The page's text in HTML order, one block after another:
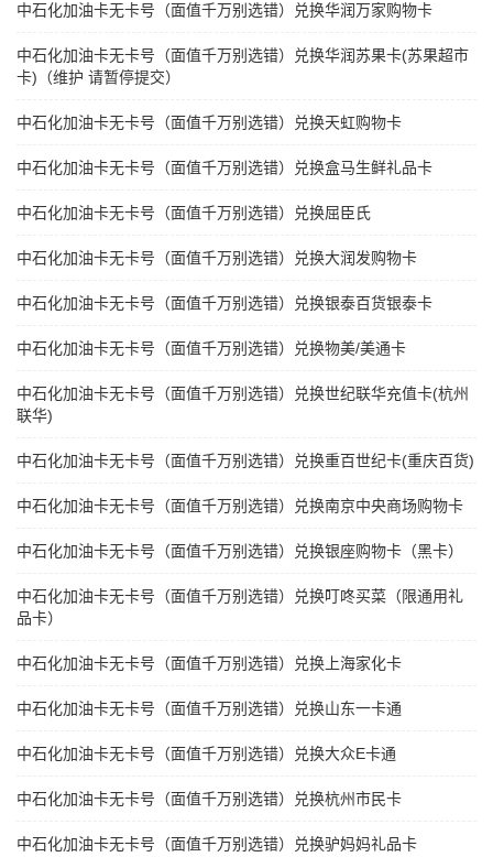
中石化加油卡无卡号（面值千万别选错）兑换华润万家购物卡
中石化加油卡无卡号（面值千万别选错）兑换华润苏果卡(苏果超市
卡)（维护 请暂停提交）
中石化加油卡无卡号（面值千万别选错）兑换天虹购物卡
中石化加油卡无卡号（面值千万别选错）兑换盒马生鲜礼品卡
中石化加油卡无卡号（面值千万别选错）兑换屈臣氏
中石化加油卡无卡号（面值千万别选错）兑换大润发购物卡
中石化加油卡无卡号（面值千万别选错）兑换银泰百货银泰卡
中石化加油卡无卡号（面值千万别选错）兑换物美/美通卡
中石化加油卡无卡号（面值千万别选错）兑换世纪联华充值卡(杭州
联华)
中石化加油卡无卡号（面值千万别选错）兑换重百世纪卡(重庆百货)
中石化加油卡无卡号（面值千万别选错）兑换南京中央商场购物卡
中石化加油卡无卡号（面值千万别选错）兑换银座购物卡（黑卡）
中石化加油卡无卡号（面值千万别选错）兑换叮咚买菜（限通用礼
品卡）
中石化加油卡无卡号（面值千万别选错）兑换上海家化卡
中石化加油卡无卡号（面值千万别选错）兑换山东一卡通
中石化加油卡无卡号（面值千万别选错）兑换大众E卡通
中石化加油卡无卡号（面值千万别选错）兑换杭州市民卡
中石化加油卡无卡号（面值千万别选错）兑换驴妈妈礼品卡